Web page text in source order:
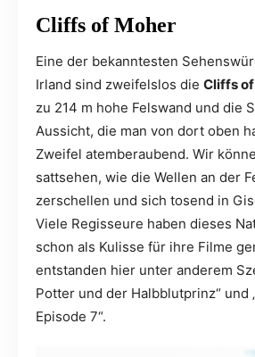
Cliffs of Moher
Eine der bekanntesten
Irland sind zweifelslos die Cliffs
zu 214 m hohe Felswand und die
Aussicht, die man von dort oben
Zweifel atemberaubend. Wir
sattsehen, wie die Wellen an der
zerschellen und sich tosend in
Viele Regisseure haben dieses
schon als Kulisse für ihre Filme
entstanden hier unter anderem
Potter und der Halbblutprinz“ und
Episode 7“.